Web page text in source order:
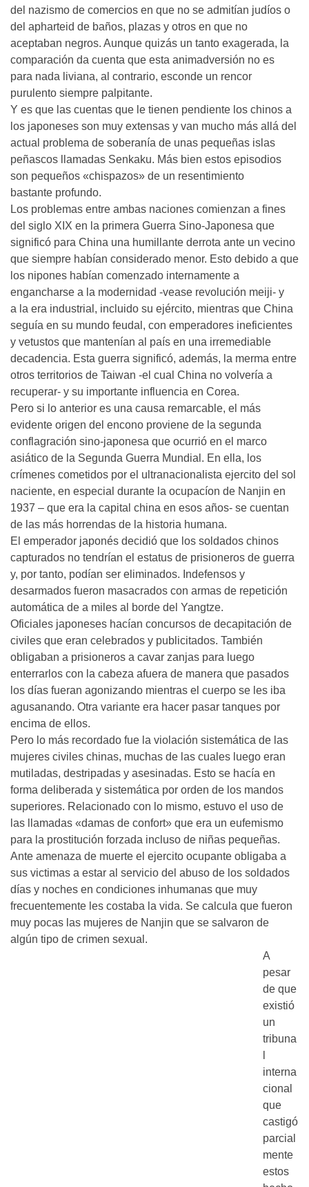
del nazismo de comercios en que no se admitían judíos o
del apharteid de baños, plazas y otros en que no
aceptaban negros. Aunque quizás un tanto exagerada, la
comparación da cuenta que esta animadversión no es
para nada liviana, al contrario, esconde un rencor
purulento siempre palpitante.
Y es que las cuentas que le tienen pendiente los chinos a
los japoneses son muy extensas y van mucho más allá del
actual problema de soberanía de unas pequeñas islas
peñascos llamadas Senkaku. Más bien estos episodios
son pequeños «chispazos» de un resentimiento
bastante profundo.
Los problemas entre ambas naciones comienzan a fines
del siglo XIX en la primera Guerra Sino-Japonesa que
significó para China una humillante derrota ante un vecino
que siempre habían considerado menor. Esto debido a que
los nipones habían comenzado internamente a
engancharse a la modernidad -vease revolución meiji- y
a la era industrial, incluido su ejército, mientras que China
seguía en su mundo feudal, con emperadores ineficientes
y vetustos que mantenían al país en una irremediable
decadencia. Esta guerra significó, además, la merma entre
otros territorios de Taiwan -el cual China no volvería a
recuperar- y su importante influencia en Corea.
Pero si lo anterior es una causa remarcable, el más
evidente origen del encono proviene de la segunda
conflagración sino-japonesa que ocurrió en el marco
asiático de la Segunda Guerra Mundial. En ella, los
crímenes cometidos por el ultranacionalista ejercito del sol
naciente, en especial durante la ocupacíon de Nanjin en
1937 – que era la capital china en esos años- se cuentan
de las más horrendas de la historia humana.
El emperador japonés decidió que los soldados chinos
capturados no tendrían el estatus de prisioneros de guerra
y, por tanto, podían ser eliminados. Indefensos y
desarmados fueron masacrados con armas de repetición
automática de a miles al borde del Yangtze.
Oficiales japoneses hacían concursos de decapitación de
civiles que eran celebrados y publicitados. También
obligaban a prisioneros a cavar zanjas para luego
enterrarlos con la cabeza afuera de manera que pasados
los días fueran agonizando mientras el cuerpo se les iba
agusanando. Otra variante era hacer pasar tanques por
encima de ellos.
Pero lo más recordado fue la violación sistemática de las
mujeres civiles chinas, muchas de las cuales luego eran
mutiladas, destripadas y asesinadas. Esto se hacía en
forma deliberada y sistemática por orden de los mandos
superiores. Relacionado con lo mismo, estuvo el uso de
las llamadas «damas de confort» que era un eufemismo
para la prostitución forzada incluso de niñas pequeñas.
Ante amenaza de muerte el ejercito ocupante obligaba a
sus victimas a estar al servicio del abuso de los soldados
días y noches en condiciones inhumanas que muy
frecuentemente les costaba la vida. Se calcula que fueron
muy pocas las mujeres de Nanjin que se salvaron de
algún tipo de crimen sexual.
A
pesar
de que
existió
un
tribuna
interna
cional
que
castigó
parcial
mente
estos